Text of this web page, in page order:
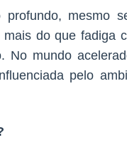
mesmo
do que fadiga
No mundo
pelo